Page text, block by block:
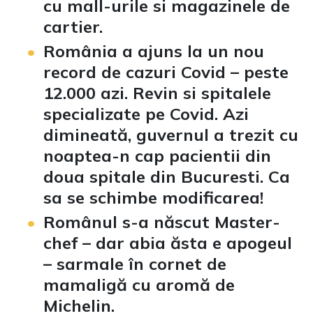
cu mall-urile si magazinele de
cartier.
România a ajuns la un nou
record de cazuri Covid – peste
12.000 azi. Revin si spitalele
specializate pe Covid. Azi
dimineată, guvernul a trezit cu
noaptea-n cap pacientii din
doua spitale din Bucuresti. Ca
sa se schimbe modificarea!
Românul s-a născut Master-
chef – dar abia ăsta e apogeul
– sarmale în cornet de
mamaligă cu aromă de
Michelin.